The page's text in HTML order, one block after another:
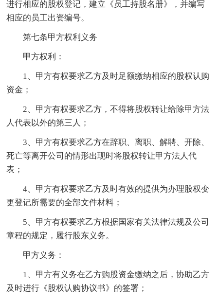
进行相应的股权登记，建立《员工持股名册》，并编写
相应的员工出资编号。
第七条甲方权利义务
甲方权利：
1、甲方有权要求乙方及时足额缴纳相应的股权认购
资金；
2、甲方有权要求乙方，不得将股权转让给除甲方法
人代表以外的第三人；
3、甲方有权要求乙方在辞职、离职、解聘、开除、
死亡等离开公司的情形出现时将股权转让甲方法人代
表；
4、甲方有权要求乙方及时有效的提供为办理股权变
更登记所需要的全部文件材料；
5、甲方有权要求乙方根据国家有关法律法规及公司
章程的规定，履行股东义务。
甲方义务：
1、甲方有义务在乙方购股资金缴纳之后，协助乙方
及时进行《股权认购协议书》的签署；